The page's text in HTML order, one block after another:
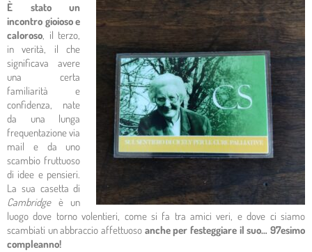
È stato un
incontro gioioso e
caloroso, il terzo,
in verità, il che
significava avere
una certa
familiarità e
confidenza, nate
da una lunga
frequentazione via
mail e da uno
scambio fruttuoso
di idee e pensieri.
La sua casetta di
Cambridgeè un
luogo dove torno volentieri, come si fa tra amici veri, e dove ci siamo
scambiati un abbraccio affettuoso anche per festeggiare il suo… 97esimo
compleanno!